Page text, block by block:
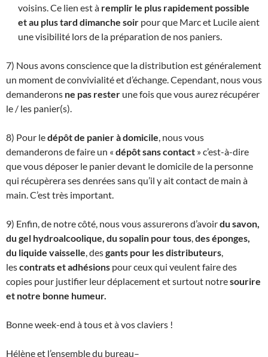
voisins. Ce lien est à remplir le plus rapidement possible
et au plus tard dimanche soir pour que Marc et Lucile aient
une visibilité lors de la préparation de nos paniers.
7) Nous avons conscience que la distribution est généralement
un moment de convivialité et d’échange. Cependant, nous vous
demanderons ne pas rester une fois que vous aurez récupérer
le / les panier(s).
8) Pour ledépôt de panier à domicile, nous vous
demanderons de faire un « dépôt sans contact » c’est-à-dire
que vous déposer le panier devant le domicile de la personne
qui récupèrera ses denrées sans qu’il y ait contact de main à
main. C’est très important.
9) Enfin, de notre côté, nous vous assurerons d’avoirdu savon,
du gel hydroalcoolique, du sopalin pour tous,des éponges,
du liquide vaisselle, desgants pour les distributeurs,
lescontrats et adhésions pour ceux qui veulent faire des
copies pour justifier leur déplacement et surtout notresourire
et notre bonne humeur.
Bonne week-end à tous et à vos claviers !
Hélène et l’ensemble du bureau–